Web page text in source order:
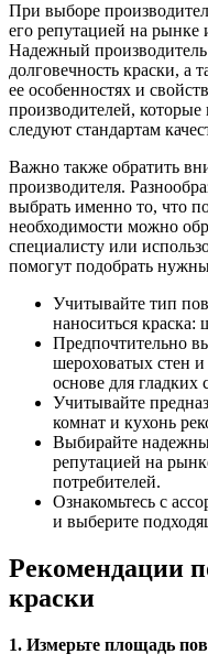
При выборе
его репутацией на рынке
Надежный производитель
долговечность краски, а
ее особенностях и
производителей,
следуют стандартам
Важно также обратить
производителя.
выбрать именно то, что
необходимости можно
специалисту или
помогут подобрать
Учитывайте тип
наноситься краска:
Предпочтительно
шероховатых стен
основе для гладких
Учитывайте
комнат и кухонь
Выбирайте
репутацией на
потребителей.
Ознакомьтесь с
и выберите
Рекомендации
краски
1. Измерьте площадь